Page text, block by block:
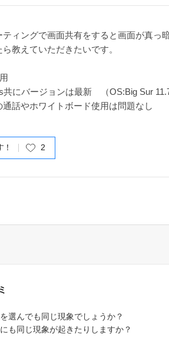
ィングで画面共有をすると画面が真っ
教えていただきたいです。
共にバージョンは最新 （OS:Big Sur
通話やホワイトボード使用は問題なし
2
選んでも同じ現象でしょうか？
も同じ現象が起きたりしますか？